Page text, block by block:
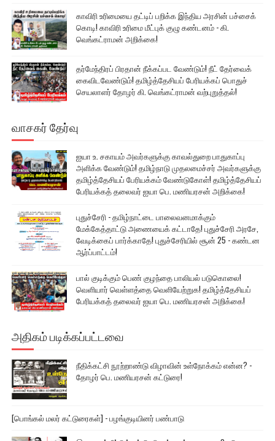
காவிரி உரிமையை தட்டிப் பறிக்க இந்திய அரசின் பச்சைக்
கொடி! காவிரி உரிமை மீட்புக் குழு கண்டனம் - கி.
வெங்கட்ராமன் அறிக்கை!
தர்மேந்திரப் பிரதான் நீக்கப்பட வேண்டும்! நீட் தேர்வைக்
கைவிடவேண்டும்! தமிழ்த்தேசியப் பேரியக்கப் பொதுச்
செயலாளர் தோழர் கி. வெங்கட்ராமன் வற்புறுத்தல்!
வாசகர் தேர்வு
ஐயா உ. சகாயம் அவர்களுக்கு காவல்துறை பாதுகாப்பு
அளிக்க வேண்டும்! தமிழ்நாடு முதலமைச்சர் அவர்களுக்கு
தமிழ்த்தேசியப் பேரியக்கம் வேண்டுகோள்! தமிழ்த்தேசியப்
பேரியக்கத் தலைவர் ஐயா பெ. மணியரசன் அறிக்கை!
புதுச்சேரி - தமிழ்நாட்டை பாலைவனமாக்கும்
மேக்கேத்தாட்டு அணையைக் கட்டாதே! புதுச்சேரி அரசே,
வேடிக்கைப் பார்க்காதே! புதுச்சேரியில் சூன் 25 - கண்டன
ஆர்ப்பாட்டம்!
பால் குடிக்கும் பெண் குழந்தை பாலியல் படுகொலை!
வெளியார் வெள்ளத்தை வெளியேற்றுக! தமிழ்த்தேசியப்
பேரியக்கத் தலைவர் ஐயா பெ. மணியரசன் அறிக்கை!
அதிகம் படிக்கப்பட்டவை
நீதிக்கட்சி நூற்றாண்டு விழாவின் உள்நோக்கம் என்ன? -
தோழர் பெ. மணியரசன் கட்டுரை!
[பொங்கல் மலர் கட்டுரைகள்] - பழங்குடியினர் பண்பாடு